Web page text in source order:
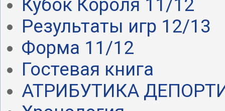
Кубок Короля 11/12
Результаты игр 12/13
Форма 11/12
Гостевая книга
АТРИБУТИКА